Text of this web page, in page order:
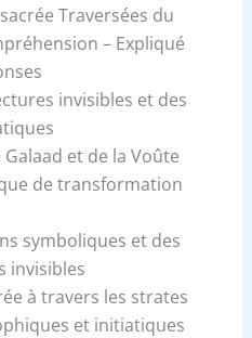
Traversées du
– Expliqué
invisibles et des
et de la Voûte
de transformation
symboliques et des
invisibles
à travers les strates
et initiatiques